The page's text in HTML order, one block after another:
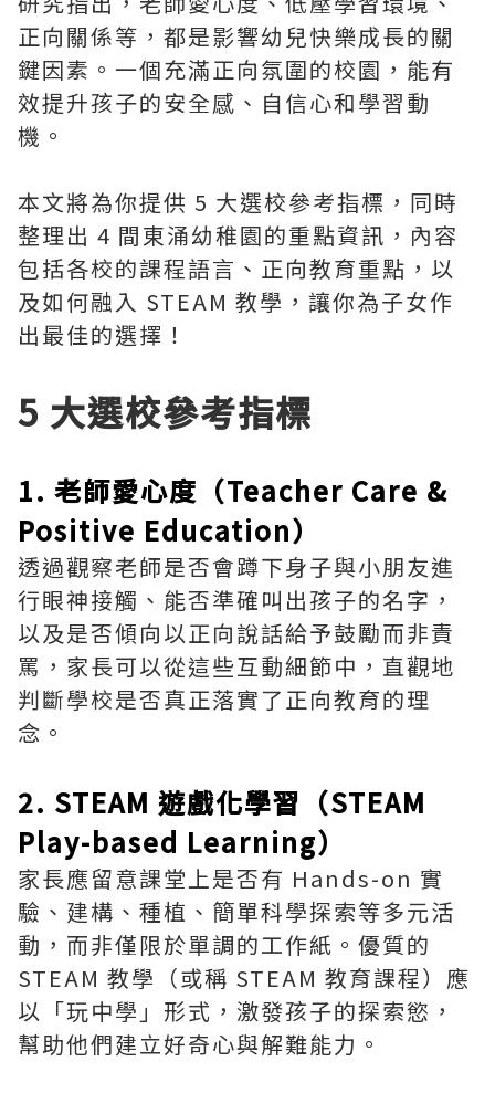
正向關係等，都是影響幼兒快樂成長的關
鍵因素。一個充滿正向氛圍的校園，能有
效提升孩子的安全感、自信心和學習動
機。
本文將為你提供 5 大選校參考指標，同時
整理出 4 間東涌幼稚園的重點資訊，內容
包括各校的課程語言、正向教育重點，以
及如何融入 STEAM 教學，讓你為子女作
出最佳的選擇！
5 大選校參考指標
1. 老師愛心度（Teacher Care &
Positive Education）
透過觀察老師是否會蹲下身子與小朋友進
行眼神接觸、能否準確叫出孩子的名字，
以及是否傾向以正向說話給予鼓勵而非責
罵，家長可以從這些互動細節中，直觀地
判斷學校是否真正落實了正向教育的理
念。
2. STEAM 遊戲化學習（STEAM
Play-based Learning）
家長應留意課堂上是否有 Hands-on 實
驗、建構、種植、簡單科學探索等多元活
動，而非僅限於單調的工作紙。優質的
STEAM 教學（或稱 STEAM 教育課程）應
以「玩中學」形式，激發孩子的探索慾，
幫助他們建立好奇心與解難能力。